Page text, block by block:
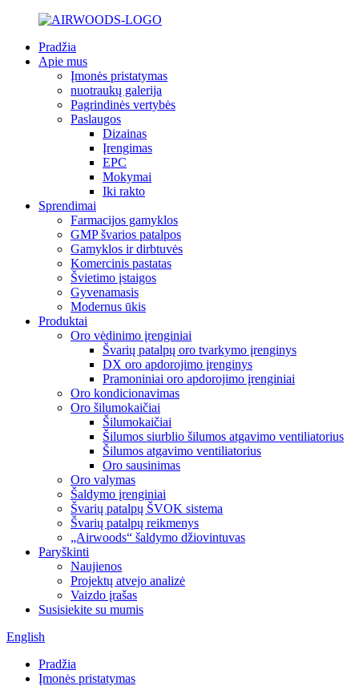
Pradžia
Apie mus
Įmonės pristatymas
nuotraukų galerija
Pagrindinės vertybės
Paslaugos
Dizainas
Įrengimas
EPC
Mokymai
Iki rakto
Sprendimai
Farmacijos gamyklos
GMP švarios patalpos
Gamyklos ir dirbtuvės
Komercinis pastatas
Švietimo įstaigos
Gyvenamasis
Modernus ūkis
Produktai
Oro vėdinimo įrenginiai
Švarių patalpų oro tvarkymo įrenginys
DX oro apdorojimo įrenginys
Pramoniniai oro apdorojimo įrenginiai
Oro kondicionavimas
Oro šilumokaičiai
Šilumokaičiai
Šilumos siurblio šilumos atgavimo ventiliatorius
Šilumos atgavimo ventiliatorius
Oro sausinimas
Oro valymas
Šaldymo įrenginiai
Švarių patalpų ŠVOK sistema
Švarių patalpų reikmenys
„Airwoods“ šaldymo džiovintuvas
Paryškinti
Naujienos
Projektų atvejo analizė
Vaizdo įrašas
Susisiekite su mumis
English
Pradžia
Įmonės pristatymas